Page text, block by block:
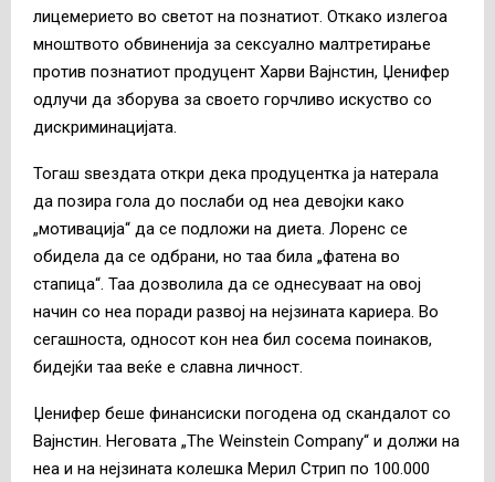
лицемерието во светот на познатиот. Откако излегоа
мноштвото обвиненија за сексуално малтретирање
против познатиот продуцент Харви Вајнстин, Џенифер
одлучи да зборува за своето горчливо искуство со
дискриминацијата.
Тогаш ѕвездата откри дека продуцентка ја натерала
да позира гола до послаби од неа девојки како
„мотивација“ да се подложи на диета. Лоренс се
обидела да се одбрани, но таа била „фатена во
стапица“. Таа дозволила да се однесуваат на овој
начин со неа поради развој на нејзината кариера. Во
сегашноста, односот кон неа бил сосема поинаков,
бидејќи таа веќе е славна личност.
Џенифер беше финансиски погодена од скандалот со
Вајнстин. Неговата „The Weinstein Company“ и должи на
неа и на нејзината колешка Мерил Стрип по 100.000